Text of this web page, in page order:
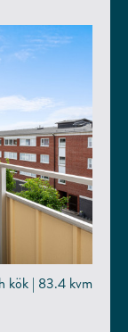
kök | 83.4 kvm